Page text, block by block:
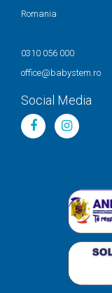
Romania
0310 056 000
office@babystem.ro
Social Media